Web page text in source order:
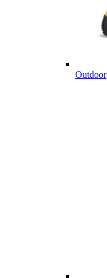
Outdoor